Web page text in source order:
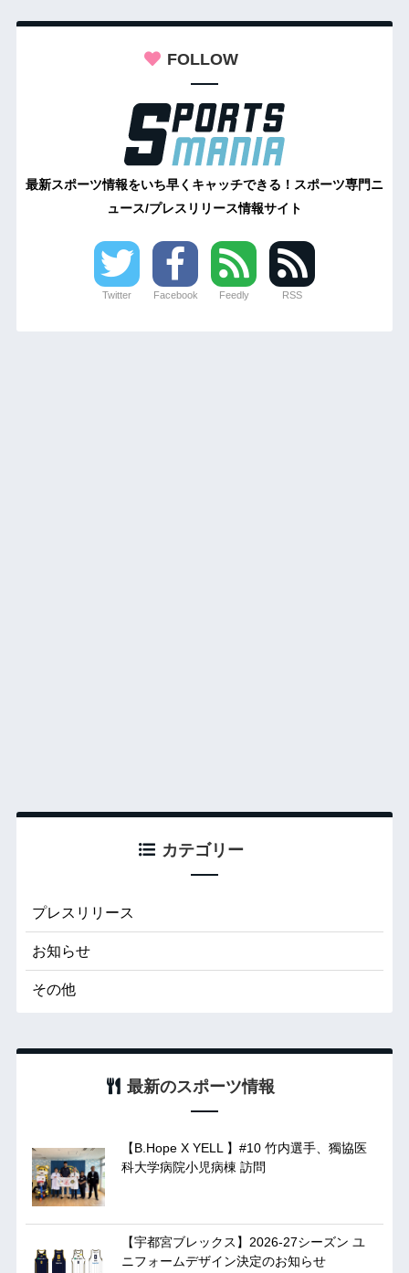
FOLLOW
最新スポーツ情報をいち早くキャッチできる！スポーツ専門ニ
ュース/プレスリリース情報サイト
Twitter Facebook Feedly RSS
カテゴリー
プレスリリース
お知らせ
その他
最新のスポーツ情報
【B.Hope X YELL 】#10 竹内選手、獨協医
科大学病院小児病棟 訪問
【宇都宮ブレックス】2026-27シーズン ユ
ニフォームデザイン決定のお知らせ